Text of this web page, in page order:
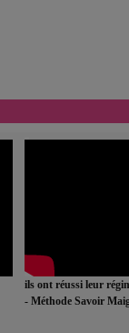
ils ont réussi leur
- Méthode Savoir